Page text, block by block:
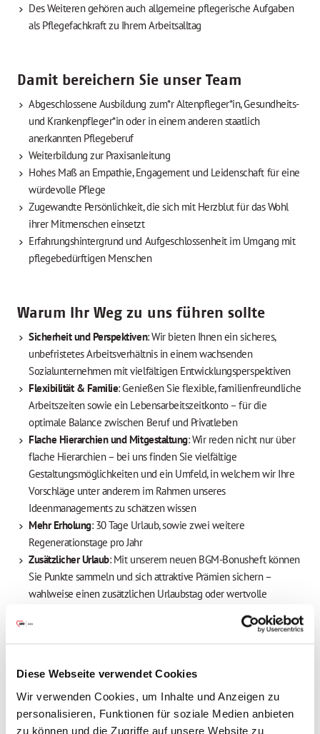
Diese Webseite verwendet Cookies
Wir verwenden Cookies, um Inhalte und Anzeigen zu
personalisieren, Funktionen für soziale Medien anbieten
zu können und die Zugriffe auf unsere Website zu
Des Weiteren gehören auch allgemeine pflegerische Aufgaben
als Pflegefachkraft zu Ihrem Arbeitsalltag
Damit bereichern Sie unser Team
Abgeschlossene Ausbildung zum*r Altenpfleger*in, Gesundheits-
und Krankenpfleger*in oder in einem anderen staatlich
anerkannten Pflegeberuf
Weiterbildung zur Praxisanleitung
Hohes Maß an Empathie, Engagement und Leidenschaft für eine
würdevolle Pflege
Zugewandte Persönlichkeit, die sich mit Herzblut für das Wohl
ihrer Mitmenschen einsetzt
Erfahrungshintergrund und Aufgeschlossenheit im Umgang mit
pflegebedürftigen Menschen
Warum Ihr Weg zu uns führen sollte
Sicherheit und Perspektiven: Wir bieten Ihnen ein sicheres,
unbefristetes Arbeitsverhältnis in einem wachsenden
Sozialunternehmen mit vielfältigen Entwicklungsperspektiven
Flexibilität & Familie: Genießen Sie flexible, familienfreundliche
Arbeitszeiten sowie ein Lebensarbeitszeitkonto – für die
optimale Balance zwischen Beruf und Privatleben
Flache Hierarchien und Mitgestaltung: Wir reden nicht nur über
flache Hierarchien – bei uns finden Sie vielfältige
Gestaltungsmöglichkeiten und ein Umfeld, in welchem wir Ihre
Vorschläge unter anderem im Rahmen unseres
Ideenmanagements zu schätzen wissen
Mehr Erholung: 30 Tage Urlaub, sowie zwei weitere
Regenerationstage pro Jahr
Zusätzlicher Urlaub: Mit unserem neuen BGM-Bonusheft können
Sie Punkte sammeln und sich attraktive Prämien sichern –
wahlweise einen zusätzlichen Urlaubstag oder wertvolle
Attraktive Vergütung
: Wir bieten eine tarifliche Bezahlung nach
dem TV AWO Bayern, eine Jahressonderzahlung (85 %),
Altersvorsorge mit Arbeitgeberbeteiligung
Freuen Sie sich auf Extras, die sich auszahlen:
Mitarbeiterbenefits, attraktive Prämien, Fahrradleasing u.v.m.
Herzliches Onboardingmit unserem Welcome-Day für neue